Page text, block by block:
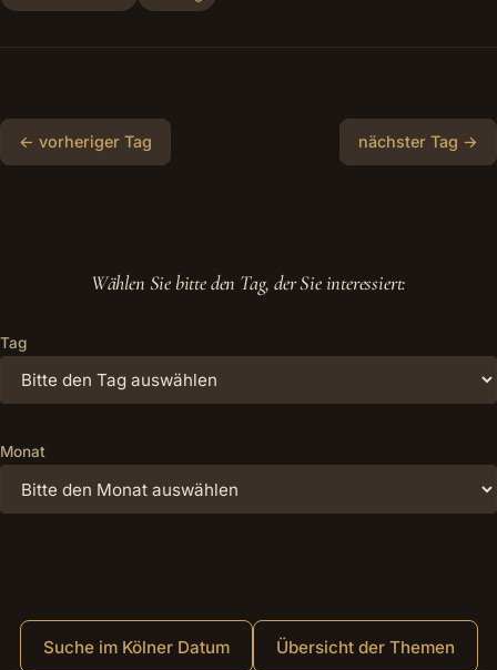
← vorheriger Tag nächster Tag →
Wählen Sie bitte den Tag, der Sie interessiert:
Tag
Monat
Suche im Kölner Datum Übersicht der Themen